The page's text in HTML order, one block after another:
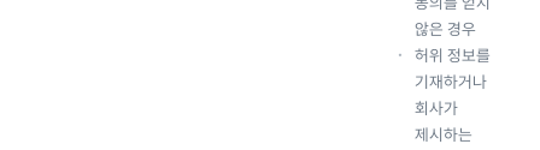
않은 경우
허위 정보를
기재하거나
회사가
제시하는